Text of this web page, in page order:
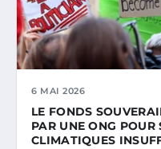
6 MAI 2026
LE FONDS
PAR UNE ONG POUR
CLIMATIQUES